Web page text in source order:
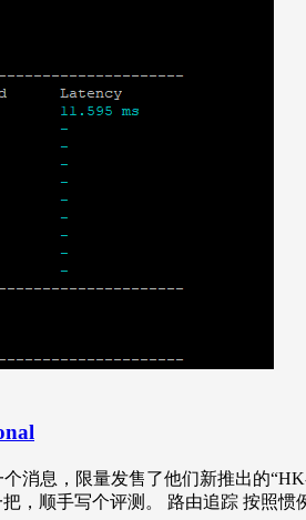
消息，限量发售了他们新推出的
顺手写个评测。 路由追踪 按照惯